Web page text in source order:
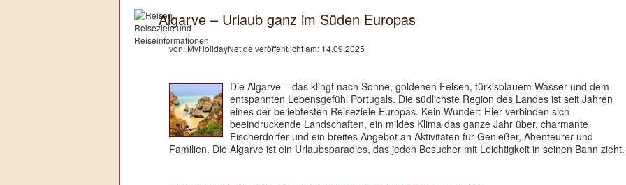
Algarve – Urlaub ganz im Süden Europas
von: MyHolidayNet.de veröffentlicht am: 14.09.2025
Die Algarve – das klingt nach Sonne, goldenen Felsen, türkisblauem Wasser und dem
entspannten Lebensgefühl Portugals. Die südlichste Region des Landes ist seit Jahren
eines der beliebtesten Reiseziele Europas. Kein Wunder: Hier verbinden sich
beeindruckende Landschaften, ein mildes Klima das ganze Jahr über, charmante
Fischerdörfer und ein breites Angebot an Aktivitäten für Genießer, Abenteurer und
Familien. Die Algarve ist ein Urlaubsparadies, das jeden Besucher mit Leichtigkeit in seinen Bann zieht.